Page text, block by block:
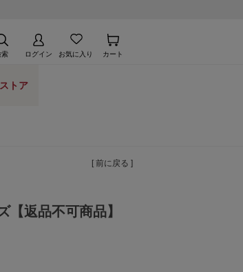
索 ログイン お気に入り カート
トア
[ 前に戻る ]
【返品不可商品】